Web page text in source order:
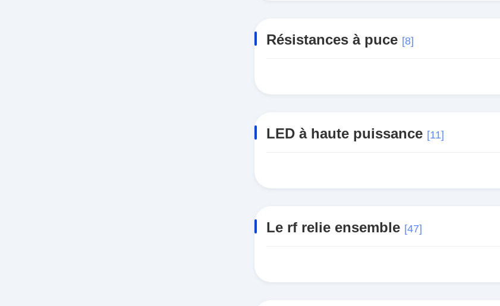
Résistances à puce [8]
LED à haute puissance [11]
Le rf relie ensemble [47]